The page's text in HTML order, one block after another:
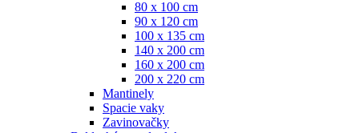
80 x 100 cm
90 x 120 cm
100 x 135 cm
140 x 200 cm
160 x 200 cm
200 x 220 cm
Mantinely
Spacie vaky
Zavinovačky